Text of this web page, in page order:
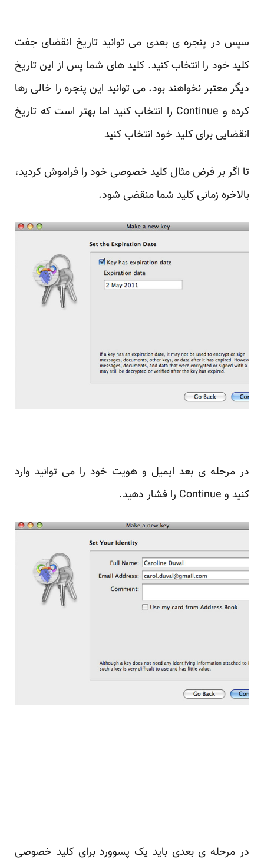
سپس در پنجره ی بعدی می توانید تاریخ انقضای جفت
کلید خود را انتخاب کنید. کلید های شما پس از این تاریخ
دیگر معتبر نخواهند بود. می توانید این پنجره را خالی رها
کرده و Continue را انتخاب کنید اما بهتر است که تاریخ
انقضایی برای کلید خود انتخاب کنید
تا اگر بر فرض مثال کلید خصوصی خود را فراموش کردید،
بالاخره زمانی کلید شما منقضی شود.
در مرحله ی بعد ایمیل و هویت خود را می توانید وارد
کنید و Continue را فشار دهید.
در مرحله ی بعدی باید یک پسوورد برای کلید خصوصی